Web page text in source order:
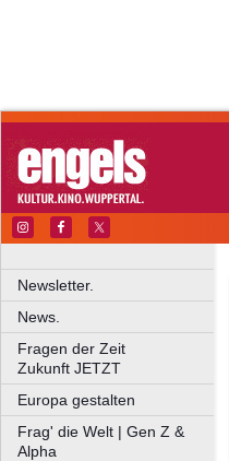
Newsletter.
News.
Fragen der Zeit
Zukunft JETZT
Europa gestalten
Frag' die Welt | Gen Z &
Alpha